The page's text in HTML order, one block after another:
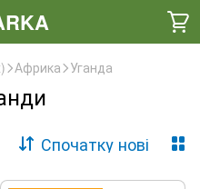
Африка Уганда
Спочатку нові